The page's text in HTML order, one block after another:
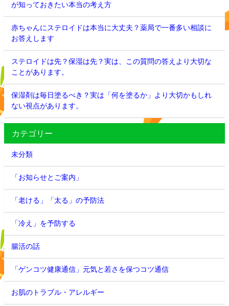
が知っておきたい本当の考え方
赤ちゃんにステロイドは本当に大丈夫？薬局で一番多い相談に
お答えします
ステロイドは先？保湿は先？実は、この質問の答えより大切な
ことがあります。
保湿剤は毎日塗るべき？実は「何を塗るか」より大切かもしれ
ない視点があります。
カテゴリー
未分類
「お知らせとご案内」
「老ける」「太る」の予防法
「冷え」を予防する
腸活の話
「ゲンコツ健康通信」元気と若さを保つコツ通信
お肌のトラブル・アレルギー